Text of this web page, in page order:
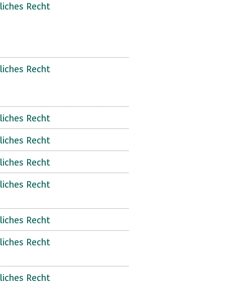
Recht
Recht
Recht
Recht
Recht
Recht
Recht
Recht
Recht